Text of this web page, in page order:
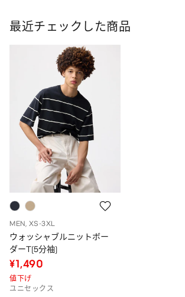
最近チェックした商品
MEN, XS-3XL
ウォッシャブルニットボー
ダーT(5分袖)
¥1,490
値下げ
ユニセックス